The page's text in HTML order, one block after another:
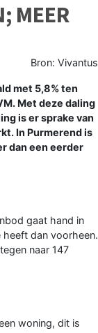
MEER
Bron: Vivantus
met 5,8% ten
Met deze daling
is er sprake van
In Purmerend is
dan een eerder
gaat hand in
dan voorheen.
naar 147
woning, dit is